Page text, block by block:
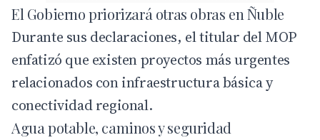
El Gobierno priorizará otras obras en Ñuble
Durante sus declaraciones, el titular del MOP
enfatizó que existen proyectos más urgentes
relacionados con infraestructura básica y
conectividad regional.
Agua potable, caminos y seguridad